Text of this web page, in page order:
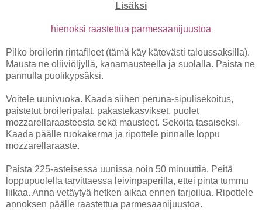
Lisäksi
hienoksi raastettua parmesaanijuustoa
Pilko broilerin rintafileet (tämä käy kätevästi taloussaksilla).
Mausta ne oliiviöljyllä, kanamausteella ja suolalla. Paista ne
pannulla puolikypsäksi.
Voitele uunivuoka. Kaada siihen peruna-sipulisekoitus,
paistetut broileripalat, pakastekasvikset, puolet
mozzarellaraasteesta sekä mausteet. Sekoita tasaiseksi.
Kaada päälle ruokakerma ja ripottele pinnalle loppu
mozzarellaraaste.
Paista 225-asteisessa uunissa noin 50 minuuttia. Peitä
loppupuolella tarvittaessa leivinpaperilla, ettei pinta tummu
liikaa. Anna vetäytyä hetken aikaa ennen tarjoilua. Ripottele
annoksen päälle raastettua parmesaanijuustoa.